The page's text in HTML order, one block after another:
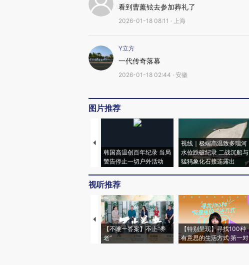
看到曹薰铉去参加葬礼了
2026-01-18 08:11 · 上海
Y立方
一代传奇落幕
2026-01-18 02:44 · 安徽
图片推荐
韩国高温创百年纪录 当局
警告停止一切户外活动
视线｜极端高温致多瑙河
水位跌破纪录 二战沉船与
猛犸象化石接连露出
视听推荐
【不唯一答案】不止“养
老”
【特别呈现】寻找100种
有意思的生活方式·第一对